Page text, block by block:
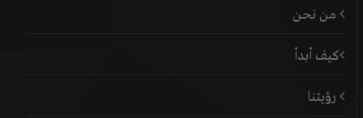
من نحن
كيف أبدأ
رؤيتنا